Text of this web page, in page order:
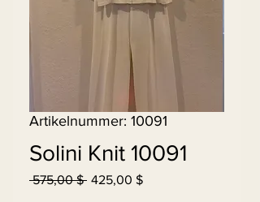
Artikelnummer: 10091
Solini Knit 10091
575,00 $ Standardpreis
425,00 $Sale-